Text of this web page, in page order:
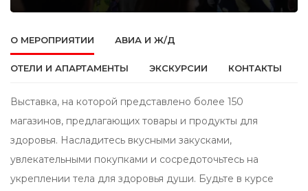
О МЕРОПРИЯТИИ АВИА И Ж/Д
ОТЕЛИ И АПАРТАМЕНТЫ ЭКСКУРСИИ КОНТАКТЫ
Выставка, на которой представлено более 150
магазинов, предлагающих товары и продукты для
здоровья. Насладитесь вкусными закусками,
увлекательными покупками и сосредоточьтесь на
укреплении тела для здоровья души. Будьте в курсе